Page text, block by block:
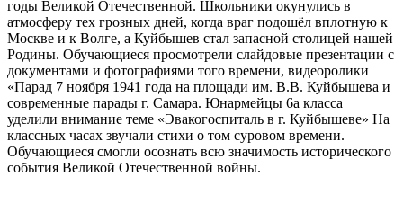
годы Великой Отечественной. Школьники окунулись в
атмосферу тех грозных дней, когда враг подошёл вплотную к
Москве и к Волге, а Куйбышев стал запасной столицей нашей
Родины. Обучающиеся просмотрели слайдовые презентации с
документами и фотографиями того времени, видеоролики
«Парад 7 ноября 1941 года на площади им. В.В. Куйбышева и
современные парады г. Самара. Юнармейцы 6а класса
уделили внимание теме «Эвакогоспиталь в г. Куйбышеве» На
классных часах звучали стихи о том суровом времени.
Обучающиеся смогли осознать всю значимость исторического
события Великой Отечественной войны.